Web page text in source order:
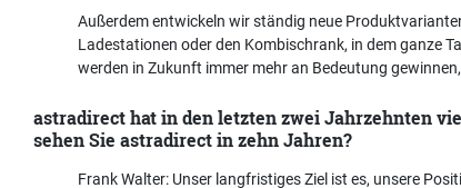
Außerdem entwickeln wir ständig neue
Ladestationen oder den Kombischrank, in dem ganze
werden in Zukunft immer mehr an Bedeutung
astradirect hat in den letzten zwei Jahrzehnten
sehen Sie astradirect in zehn Jahren?
Frank Walter: Unser langfristiges Ziel ist es, unsere